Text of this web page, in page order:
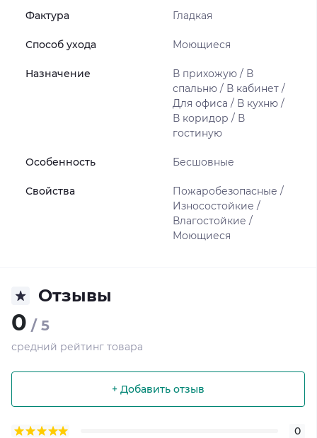
Фактура Гладкая
Способ ухода Моющиеся
Назначение
В прихожую / В
спальню / В кабинет /
Для офиса / В кухню /
В коридор / В
гостиную
Особенность Бесшовные
Свойства
Пожаробезопасные /
Износостойкие /
Влагостойкие /
Моющиеся
Отзывы
0 / 5
средний рейтинг товара
+ Добавить отзыв
0